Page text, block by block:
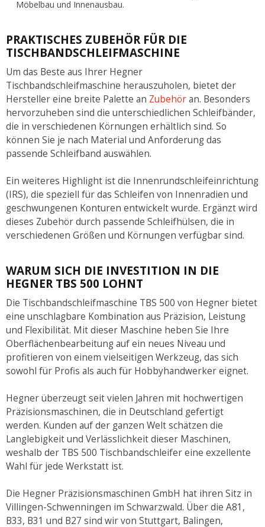
Möbelbau und Innenausbau.
PRAKTISCHES ZUBEHÖR FÜR DIE
TISCHBANDSCHLEIFMASCHINE
Um das Beste aus Ihrer Hegner
Tischbandschleifmaschine herauszuholen, bietet der
Hersteller eine breite Palette an Zubehöran. Besonders
hervorzuheben sind die unterschiedlichen Schleifbänder,
die in verschiedenen Körnungen erhältlich sind. So
können Sie je nach Material und Anforderung das
passende Schleifband auswählen.
Ein weiteres Highlight ist die Innenrundschleifeinrichtung
(IRS), die speziell für das Schleifen von Innenradien und
geschwungenen Konturen entwickelt wurde. Ergänzt wird
dieses Zubehör durch passende Schleifhülsen, die in
verschiedenen Größen und Körnungen verfügbar sind.
WARUM SICH DIE INVESTITION IN DIE
HEGNER TBS 500 LOHNT
Die Tischbandschleifmaschine TBS 500 von Hegner bietet
eine unschlagbare Kombination aus Präzision, Leistung
und Flexibilität. Mit dieser Maschine heben Sie Ihre
Oberflächenbearbeitung auf ein neues Niveau und
profitieren von einem vielseitigen Werkzeug, das sich
sowohl für Profis als auch für Hobbyhandwerker eignet.
Hegner überzeugt seit vielen Jahren mit hochwertigen
Präzisionsmaschinen, die in Deutschland gefertigt
werden. Kunden auf der ganzen Welt schätzen die
Langlebigkeit und Verlässlichkeit dieser Maschinen,
weshalb der TBS 500 Tischbandschleifer eine exzellente
Wahl für jede Werkstatt ist.
Die Hegner Präzisionsmaschinen GmbH hat ihren Sitz in
Villingen-Schwenningen im Schwarzwald. Über die A81,
B33, B31 und B27 sind wir von Stuttgart, Balingen,